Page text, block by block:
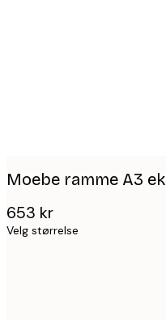
Moebe ramme A3 ek
653 kr
Velg størrelse